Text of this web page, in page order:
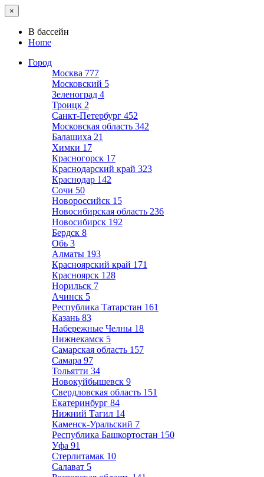
×
В бассейн
Home
Город
Москва 777
Московский 5
Зеленоград 4
Троицк 2
Санкт-Петербург 452
Московская область 342
Балашиха 21
Химки 17
Красногорск 17
Краснодарский край 323
Краснодар 142
Сочи 50
Новороссийск 15
Новосибирская область 236
Новосибирск 192
Бердск 8
Обь 3
Алматы 193
Красноярский край 171
Красноярск 128
Норильск 7
Ачинск 5
Республика Татарстан 161
Казань 83
Набережные Челны 18
Нижнекамск 5
Самарская область 157
Самара 97
Тольятти 34
Новокуйбышевск 9
Свердловская область 151
Екатеринбург 84
Нижний Тагил 14
Каменск-Уральский 7
Республика Башкортостан 150
Уфа 91
Стерлитамак 10
Салават 5